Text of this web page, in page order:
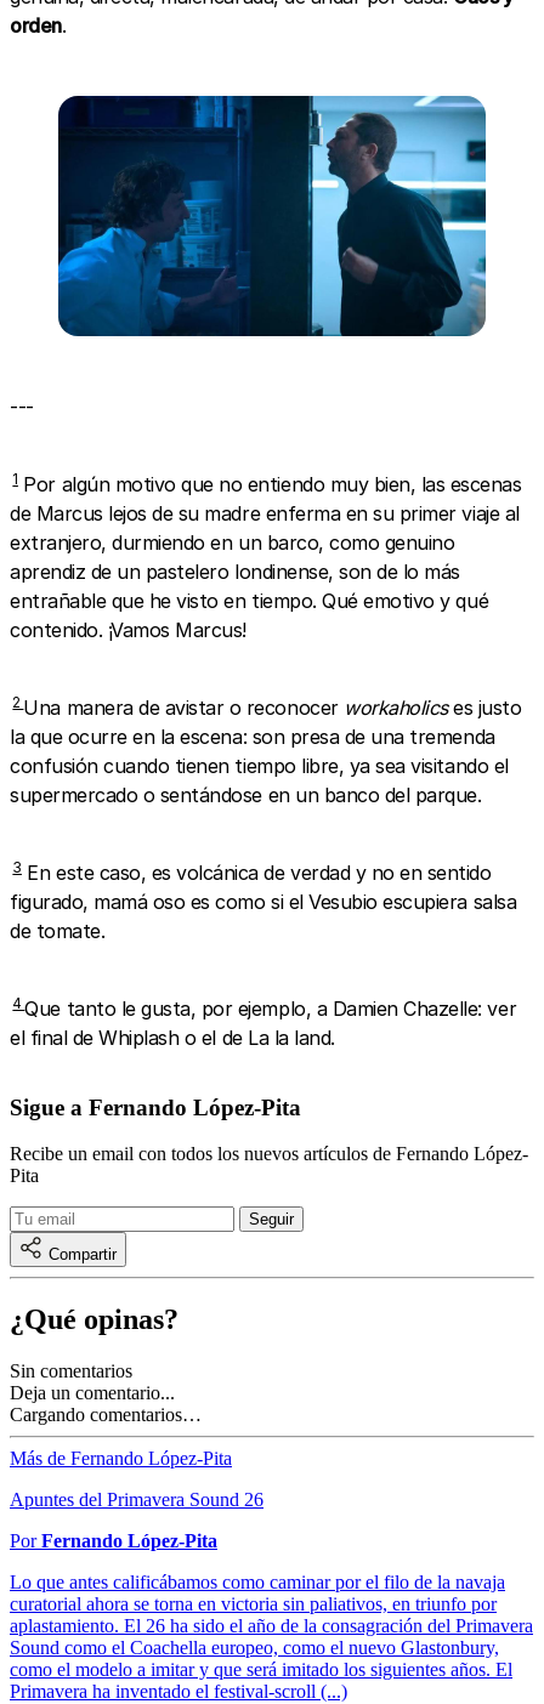
orden.
---
1Por algún motivo que no entiendo muy bien, las escenas
de Marcus lejos de su madre enferma en su primer viaje al
extranjero, durmiendo en un barco, como genuino
aprendiz de un pastelero londinense, son de lo más
entrañable que he visto en tiempo. Qué emotivo y qué
contenido. ¡Vamos Marcus!
2 Una manera de avistar o reconocer workaholicses justo
la que ocurre en la escena: son presa de una tremenda
confusión cuando tienen tiempo libre, ya sea visitando el
supermercado o sentándose en un banco del parque.
3En este caso, es volcánica de verdad y no en sentido
figurado, mamá oso es como si el Vesubio escupiera salsa
de tomate.
4Que tanto le gusta, por ejemplo, a Damien Chazelle: ver
el final de Whiplash o el de La la land.
Sigue a Fernando López-Pita
Recibe un email con todos los nuevos artículos de Fernando López-
Pita
Compartir
¿Qué opinas?
Sin comentarios
Deja un comentario...
Cargando comentarios…
Más de Fernando López-Pita
Apuntes del Primavera Sound 26
PorFernando López-Pita
Lo que antes calificábamos como caminar por el filo de la navaja
curatorial ahora se torna en victoria sin paliativos, en triunfo por
aplastamiento. El 26 ha sido el año de la consagración del Primavera
Sound como el Coachella europeo, como el nuevo Glastonbury,
como el modelo a imitar y que será imitado los siguientes años. El
Primavera ha inventado el festival-scroll (...)